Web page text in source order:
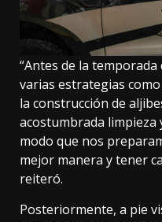
“Antes de la
varias estrategias
la construcción de
acostumbrada limpieza
modo que nos
mejor manera y tener
reiteró.
Posteriormente, a pie